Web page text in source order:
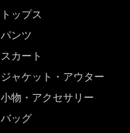
トップス
パンツ
スカート
ジャケット・アウター
小物・アクセサリー
バッグ